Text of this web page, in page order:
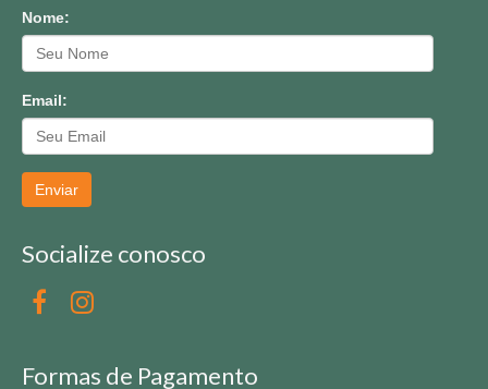
Nome:
Email:
Enviar
Socialize conosco
Formas de Pagamento